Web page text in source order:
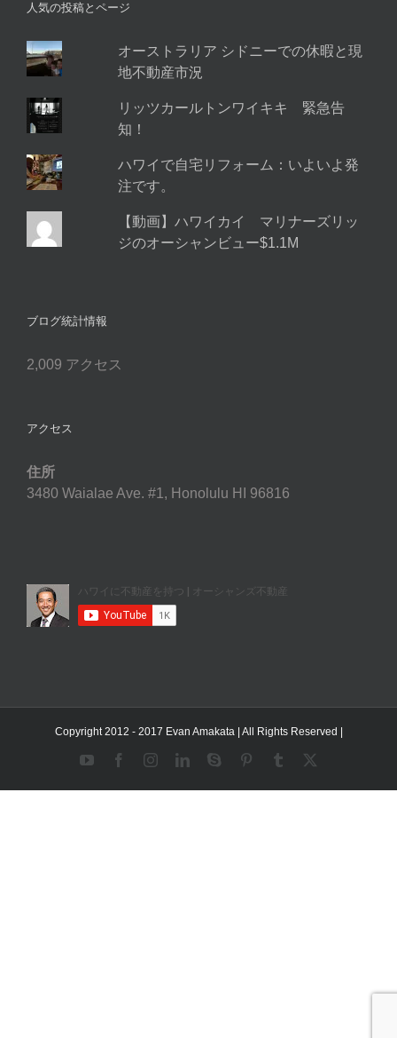
人気の投稿とページ
オーストラリア シドニーでの休暇と現
地不動産市況
リッツカールトンワイキキ 緊急告
知！
ハワイで自宅リフォーム：いよいよ発
注です。
【動画】ハワイカイ マリナーズリッ
ジのオーシャンビュー$1.1M
ブログ統計情報
2,009 アクセス
アクセス
住所
3480 Waialae Ave. #1, Honolulu HI 96816
Copyright 2012 - 2017 Evan Amakata | All Rights Reserved |
YouTubeFacebookInstagramLinkedInSkype PinterestTumblr